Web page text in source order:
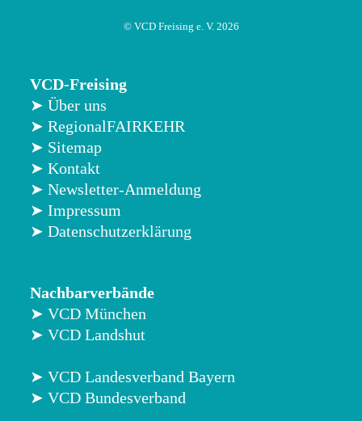
© VCD Freising e. V. 2026
VCD-Freising
➤ Über uns
➤ RegionalFAIRKEHR
➤ Sitemap
➤ Kontakt
➤ Newsletter-Anmeldung
➤ Impressum
➤ Datenschutzerklärung
Nachbarverbände
➤ VCD München
➤ VCD Landshut
➤ VCD Landesverband Bayern
➤ VCD Bundesverband